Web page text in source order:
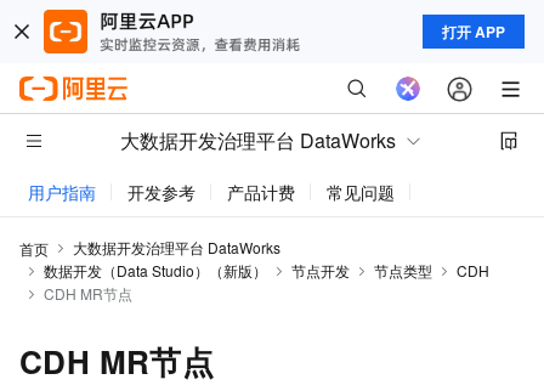
打开 APP
大数据开发治理平台 DataWorks
用户指南 开发参考 产品计费 常见问题
首页
大数据开发治理平台 DataWorks
数据开发（Data Studio）（新版）
节点开发 节点类型
CDH
CDH MR节点
CDH MR节点